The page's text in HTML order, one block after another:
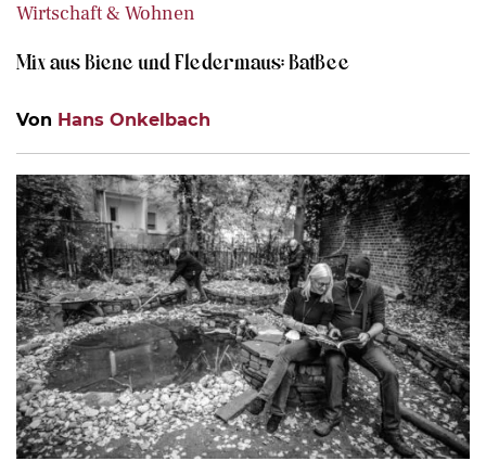
Wirtschaft & Wohnen
Mix aus Biene und Fledermaus: BatBee
Von Hans Onkelbach